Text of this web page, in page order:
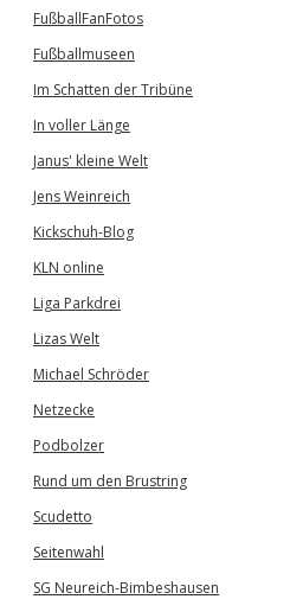
FußballFanFotos
Fußballmuseen
Im Schatten der Tribüne
In voller Länge
Janus' kleine Welt
Jens Weinreich
Kickschuh-Blog
KLN online
Liga Parkdrei
Lizas Welt
Michael Schröder
Netzecke
Podbolzer
Rund um den Brustring
Scudetto
Seitenwahl
SG Neureich-Bimbeshausen